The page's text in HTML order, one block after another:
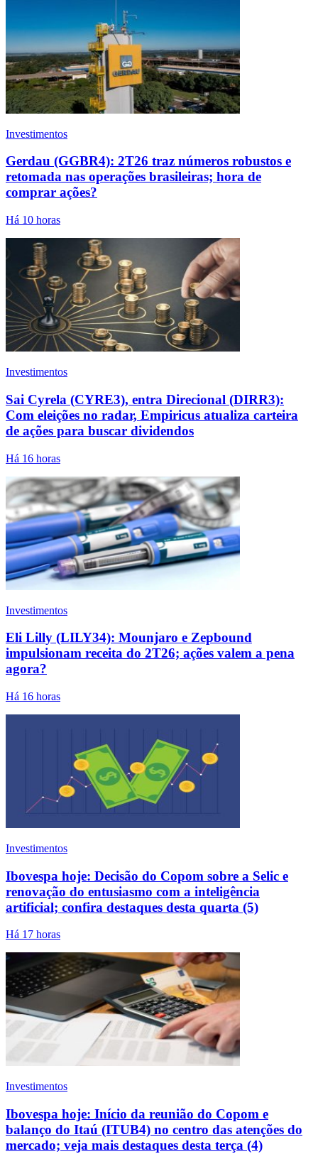
Investimentos
Gerdau (GGBR4): 2T26 traz números robustos e
retomada nas operações brasileiras; hora de
comprar ações?
Há 10 horas
Investimentos
Sai Cyrela (CYRE3), entra Direcional (DIRR3):
Com eleições no radar, Empiricus atualiza carteira
de ações para buscar dividendos
Há 16 horas
Investimentos
Eli Lilly (LILY34): Mounjaro e Zepbound
impulsionam receita do 2T26; ações valem a pena
agora?
Há 16 horas
Investimentos
Ibovespa hoje: Decisão do Copom sobre a Selic e
renovação do entusiasmo com a inteligência
artificial; confira destaques desta quarta (5)
Há 17 horas
Investimentos
Ibovespa hoje: Início da reunião do Copom e
balanço do Itaú (ITUB4) no centro das atenções do
mercado; veja mais destaques desta terça (4)